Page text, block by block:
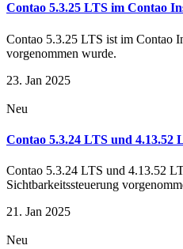
Contao 5.3.25 LTS im Contao
Contao 5.3.25 LTS ist im Contao
vorgenommen wurde.
23. Jan 2025
Neu
Contao 5.3.24 LTS und
Contao 5.3.24 LTS und 4.13.52
Sichtbarkeitssteuerung
21. Jan 2025
Neu